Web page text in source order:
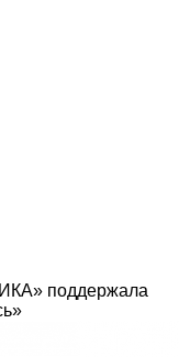
поддержала